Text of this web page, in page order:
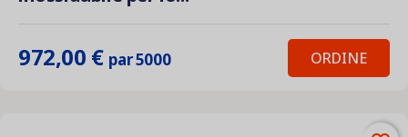
972,00 € par 5000 ORDINE